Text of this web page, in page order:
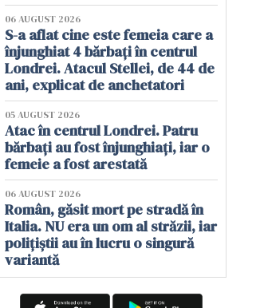
06 AUGUST 2026
S-a aflat cine este femeia care a
înjunghiat 4 bărbați în centrul
Londrei. Atacul Stellei, de 44 de
ani, explicat de anchetatori
05 AUGUST 2026
Atac în centrul Londrei. Patru
bărbați au fost înjunghiați, iar o
femeie a fost arestată
06 AUGUST 2026
Român, găsit mort pe stradă în
Italia. NU era un om al străzii, iar
polițiștii au în lucru o singură
variantă